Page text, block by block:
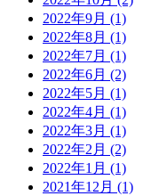
2022年9月 (1)
2022年8月 (1)
2022年7月 (1)
2022年6月 (2)
2022年5月 (1)
2022年4月 (1)
2022年3月 (1)
2022年2月 (2)
2022年1月 (1)
2021年12月 (1)